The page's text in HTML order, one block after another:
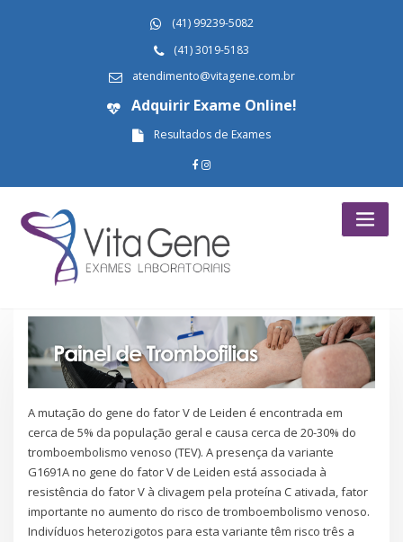
(41) 99239-5082
(41) 3019-5183
atendimento@vitagene.com.br
Adquirir Exame Online!
Resultados de Exames
A mutação do gene do fator V de Leiden é encontrada em
cerca de 5% da população geral e causa cerca de 20-30% do
tromboembolismo venoso (TEV). A presença da variante
G1691A no gene do fator V de Leiden está associada à
resistência do fator V à clivagem pela proteína C ativada, fator
importante no aumento do risco de tromboembolismo venoso.
Indivíduos heterozigotos para esta variante têm risco três a